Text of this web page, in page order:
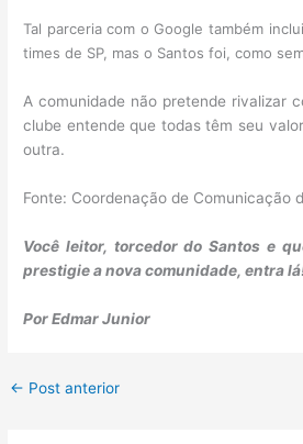
Tal parceria com o Google também
times de SP, mas o Santos foi, como
A comunidade não pretende rivalizar
clube entende que todas têm seu
outra.
Fonte: Coordenação de Comunicação
Você leitor, torcedor do Santos e
prestigie a nova comunidade, entra
Por Edmar Junior
← Post anterior